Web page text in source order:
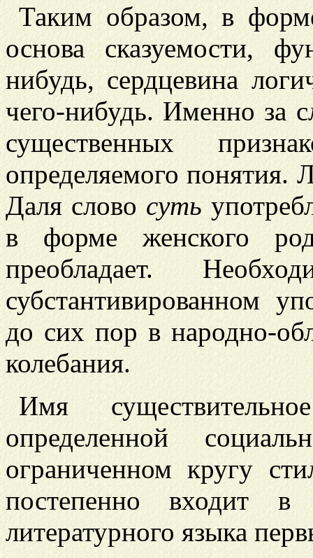
Таким образом, в
основа сказуемости,
нибудь, сердцевина
чего-нибудь. Именно за
существенных
определяемого
Даля слово суть
в форме женского
преобладает.
субстантивированном
до сих пор в народно-
колебания.
Имя
определенной
ограниченном кругу
постепенно входит в
литературного языка